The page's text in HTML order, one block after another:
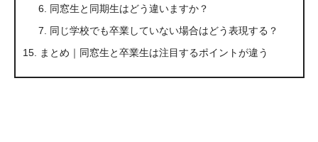
同窓生と同期生はどう違いますか？
同じ学校でも卒業していない場合はどう表現する？
まとめ｜同窓生と卒業生は注目するポイントが違う